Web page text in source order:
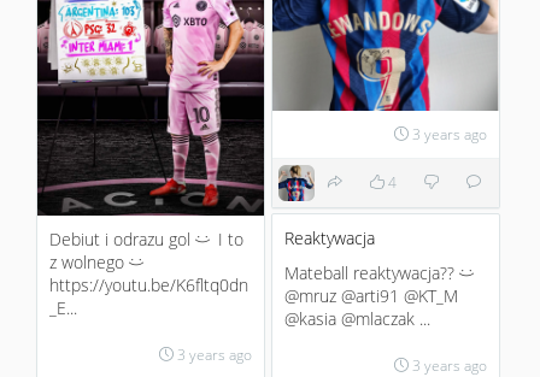
Debiut i odrazu gol :)
I to
z wolnego :)
https://youtu.be/K6fltq0dn
_E...
3 years ago
3 years ago
4
Reaktywacja
Mateball reaktywacja?? :)
@mruz @arti91 @KT_M
@kasia @mlaczak ...
3 years ago